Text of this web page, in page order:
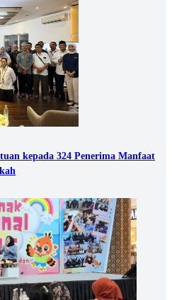
kepada 324 Penerima Manfaat